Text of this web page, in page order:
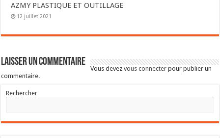
AZMY PLASTIQUE ET OUTILLAGE
12 juillet 2021
Laisser un commentaire
Vous devezvous connecter pour publier un
commentaire.
Rechercher